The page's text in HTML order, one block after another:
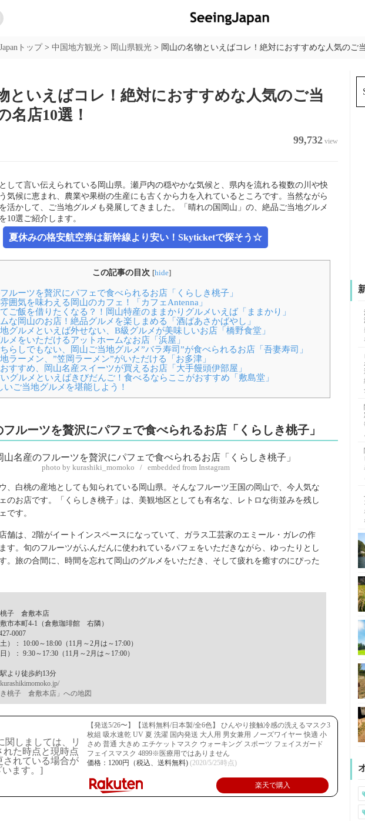
トップ> 中国地方観光> 岡山県観光> 岡山の名物といえばコレ！絶対におすすめな人気のご
といえばコレ！絶対におすすめな人気のご当
名店10選！
99,732 view
して言い伝えられている岡山県。瀬戸内の穏やかな気候と、県内を流れる複数の川や快
気候に恵まれ、農業や果樹の生産にも古くから力を入れているところです。当然ながら
活かして、ご当地グルメも発展してきました。「晴れの国岡山」の、絶品ご当地グルメ
10選ご紹介します。
夏休みの格安航空券は新幹線より安い！Skyticketで探そう☆
この記事の目次 [hide]
ルーツを贅沢にパフェで食べられるお店「くらしき桃子」
囲気を味わえる岡山のカフェ！「カフェAntenna」
ご飯を借りたくなる？！岡山特産のままかりグルメいえば「ままかり」
な岡山のお店！絶品グルメを楽しまめる「酒ばあさかばやし」
グルメといえば外せない、B級グルメが美味しいお店「橋野食堂」
メをいただけるアットホームなお店「浜屋」
らしでもない、岡山ご当地グルメ”バラ寿司”が食べられるお店「吾妻寿司」
ラーメン、”笠岡ラーメン”がいただける「お多津」
すすめ、岡山名産スイーツが買えるお店「大手饅頭伊部屋」
グルメといえばきびだんご！食べるならここがおすすめ「敷島堂」
いご当地グルメを堪能しよう！
フルーツを贅沢にパフェで食べられるお店「くらしき桃子」
photo by kurashiki_momoko / embedded from Instagram
、白桃の産地としても知られている岡山県。そんなフルーツ王国の岡山で、今人気な
のお店です。「くらしき桃子」は、美観地区としても有名な、レトロな街並みを残し
です。
舗は、2階がイートインスペースになっていて、ガラス工芸家のエミール・ガレの作
す。旬のフルーツがふんだんに使われているパフェをいただきながら、ゆったりとし
。旅の合間に、時間を忘れて岡山のグルメをいただき、そして疲れを癒すのにぴった
桃子 倉敷本店
市本町4-1（倉敷珈琲館 右隣）
0007
）： 10:00～18:00（11月～2月は～17:00）
）： 9:30～17:30（11月～2月は～17:00）
より徒歩約13分
き桃子 倉敷本店」への地図
【発送5/26〜】【送料無料/日本製/全6色】 ひんやり接触冷感の洗えるマスク3
枚組 吸水速乾 UV 夏 洗濯 国内発送 大人用 男女兼用 ノーズワイヤー 快適 小
さめ 普通 大きめ エチケットマスク ウォーキング スポーツ フェイスガード
フェイスマスク 4899※医療用ではありません
価格：1200円（税込、送料無料) (2020/5/25時点)
楽天で購入